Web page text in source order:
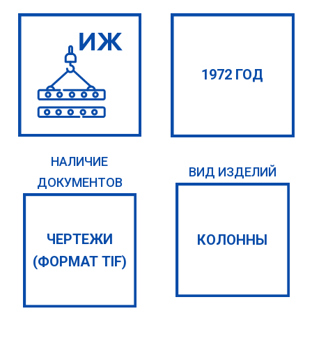
1972 ГОД
НАЛИЧИЕ
ДОКУМЕНТОВ
ЧЕРТЕЖИ
(ФОРМАТ TIF)
ВИД ИЗДЕЛИЙ
КОЛОННЫ